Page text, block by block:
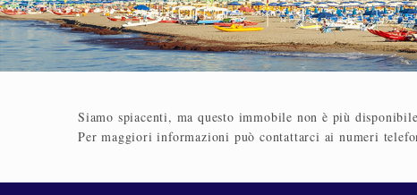
Siamo spiacenti, ma questo immobile non è più disponibile
Per maggiori informazioni può contattarci ai numeri